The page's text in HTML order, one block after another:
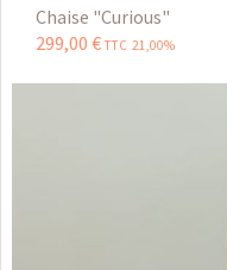
Chaise "Curious"
299,00 € TTC 21,00%